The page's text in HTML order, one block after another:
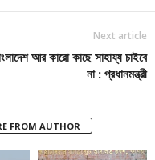
Next article
আর কারো কাছে সাহায্য চাইবে
না : প্রধানমন্ত্রী
FROM AUTHOR